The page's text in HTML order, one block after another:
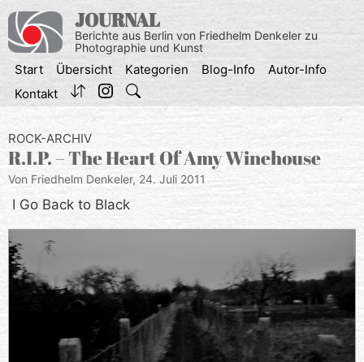
Inhalt
springen
JOURNAL
Berichte aus Berlin von Friedhelm Denkeler zu
Photographie und Kunst
Start Übersicht Kategorien Blog-Info
Autor-Info
Kontakt
ROCK-ARCHIV
R.I.P. – The Heart Of Amy Winehouse
Von Friedhelm Denkeler, 24. Juli 2011
I Go Back to Black